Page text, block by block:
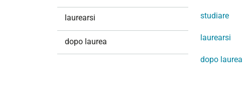
studiare
laurearsi
dopo laurea
laurearsi
dopo laurea